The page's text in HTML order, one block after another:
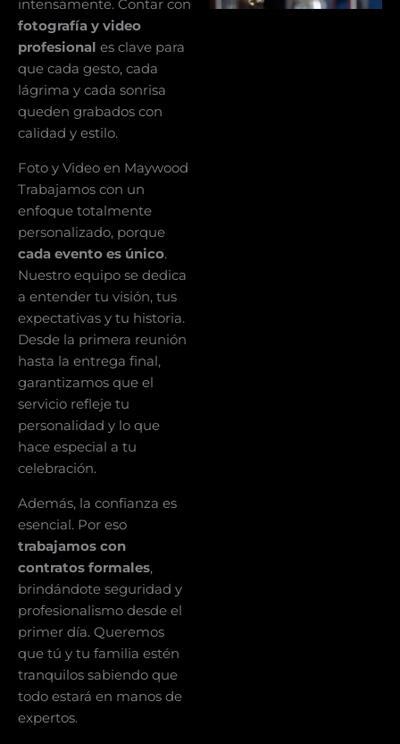
intensamente. Contar con
fotografía y video
profesional es clave para
que cada gesto, cada
lágrima y cada sonrisa
queden grabados con
calidad y estilo.
Foto y Video en Maywood
Trabajamos con un
enfoque totalmente
personalizado, porque
cada evento es único.
Nuestro equipo se dedica
a entender tu visión, tus
expectativas y tu historia.
Desde la primera reunión
hasta la entrega final,
garantizamos que el
servicio refleje tu
personalidad y lo que
hace especial a tu
celebración.
Además, la confianza es
esencial. Por eso
trabajamos con
contratos formales,
brindándote seguridad y
profesionalismo desde el
primer día. Queremos
que tú y tu familia estén
tranquilos sabiendo que
todo estará en manos de
expertos.